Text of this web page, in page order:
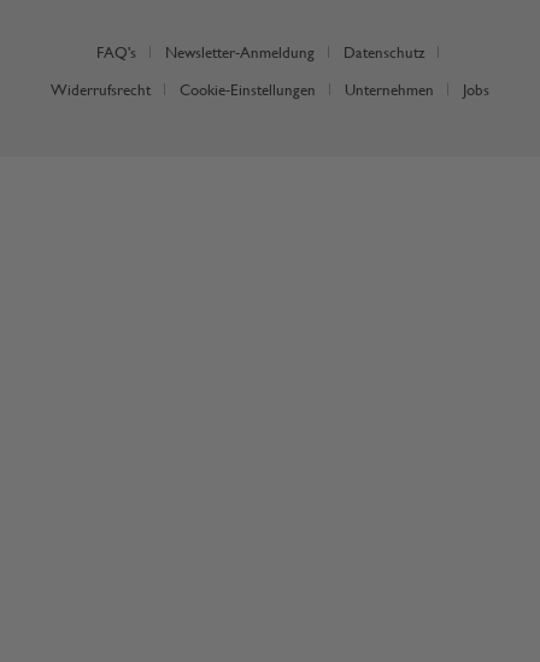
FAQ's Newsletter-Anmeldung Datenschutz
Widerrufsrecht Cookie-Einstellungen Unternehmen Jobs